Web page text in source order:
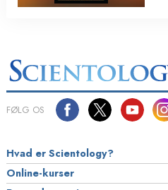
FØLG OS
Hvad er Scientology?
Online-kurser